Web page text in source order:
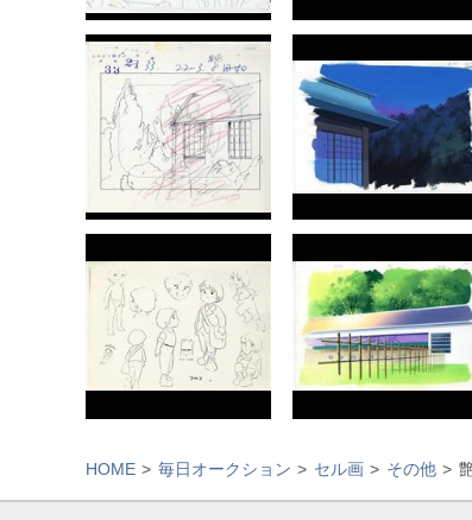
HOME 毎日オークション セル画 その他